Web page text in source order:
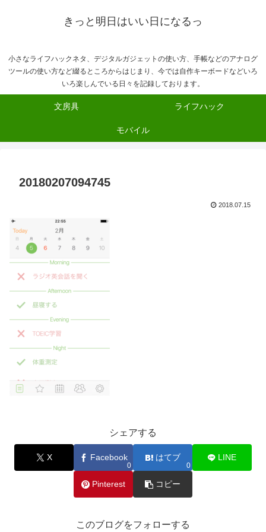
きっと明日はいい日になるっ
小さなライフハックネタ、デジタルガジェットの使い方、手帳などのアナログ
ツールの使い方など綴るところからはじまり、今では自作キーボードなどいろ
いろ楽しんでいる日々を記録しております。
文房具 ライフハック
モバイル
20180207094745
2018.07.15
シェアする
X Facebook
0
はてブ
0
LINE
Pinterest コピー
このブログをフォローする